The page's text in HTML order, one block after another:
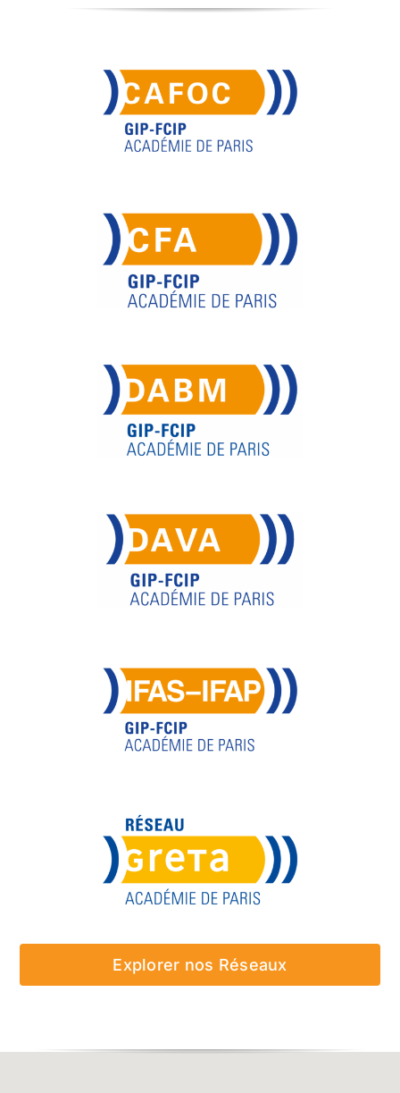
Explorer nos Réseaux